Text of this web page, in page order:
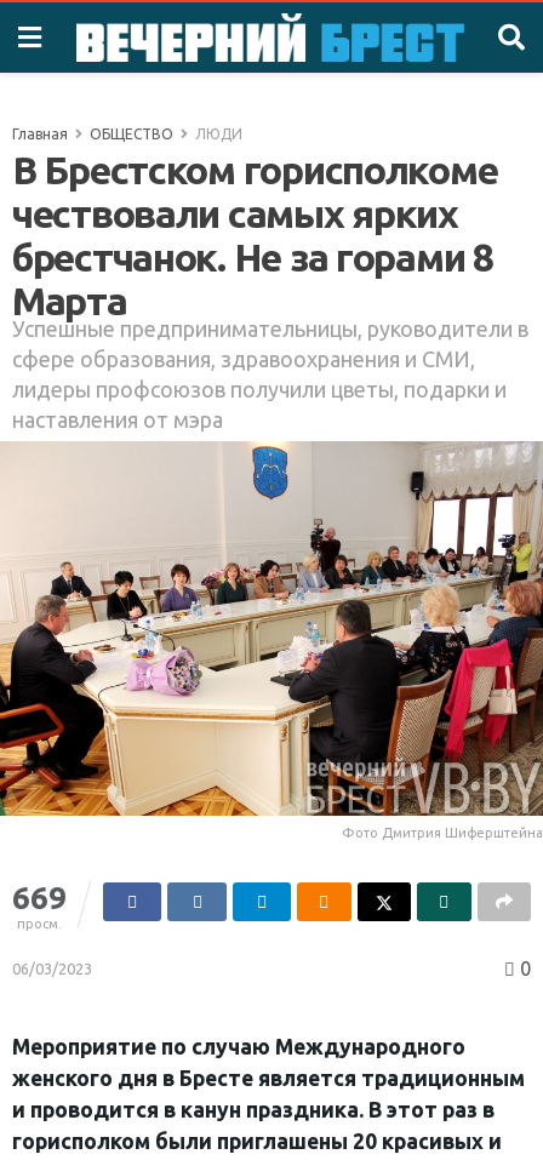
Главная ОБЩЕСТВО ЛЮДИ
В Брестском горисполкоме
чествовали самых ярких
брестчанок. Не за горами 8
Марта
Успешные предпринимательницы, руководители в
сфере образования, здравоохранения и СМИ,
лидеры профсоюзов получили цветы, подарки и
наставления от мэра
Фото Дмитрия Шиферштейна
669
просм.
06/03/2023 0
Мероприятие по случаю Международного
женского дня в Бресте является традиционным
и проводится в канун праздника. В этот раз в
горисполком были приглашены 20 красивых и